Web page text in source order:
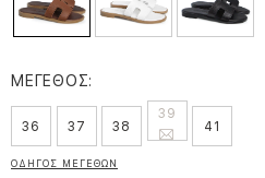
ΜΕΓΕΘΟΣ:
36 37 38
39
41
ΟΔΗΓΟΣ ΜΕΓΕΘΩΝ